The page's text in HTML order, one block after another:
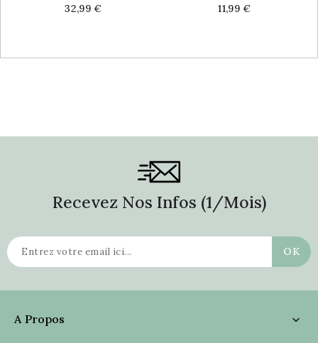
Price
32,99 €
Price
11,99 €
Recevez Nos Infos (1/mois)
A Propos
